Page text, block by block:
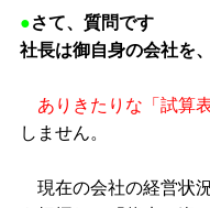
●さて、質問です
社長は御自身の会社を
ありきたりな「試算
しません。
現在の会社の経営状